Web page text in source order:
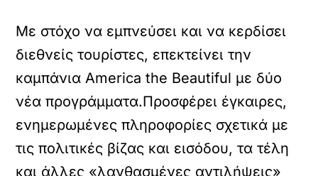
Με στόχο να εμπνεύσει και να κερδίσει
διεθνείς τουρίστες, επεκτείνει την
καμπάνια America the Beautiful με δύο
νέα προγράμματα.Προσφέρει έγκαιρες,
ενημερωμένες πληροφορίες σχετικά με
τις πολιτικές βίζας και εισόδου, τα τέλη
και άλλες «λανθασμένες αντιλήψεις»